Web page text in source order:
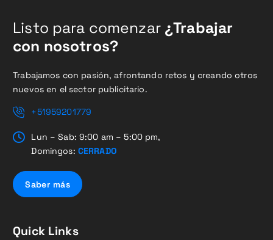
Listo para comenzar¿Trabajar
con nosotros?
Trabajamos con pasión, afrontando retos y creando otros
nuevos en el sector publicitario.
+51959201779
Lun – Sab: 9:00 am – 5:00 pm,
Domingos: CERRADO
Saber más
Quick Links